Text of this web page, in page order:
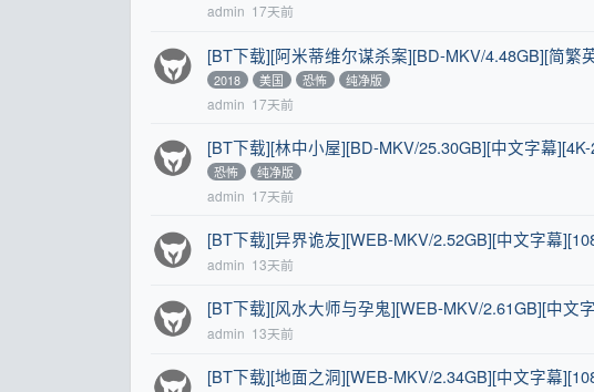
admin 17天前
[BT下载][阿米蒂维尔谋杀案][BD-MKV/4.48GB][简
2018 美国 恐怖 纯净版
admin 17天前
[BT下载][林中小屋][BD-MKV/25.30GB][中文字幕
恐怖
纯净版
admin 17天前
[BT下载][异界诡友][WEB-MKV/2.52GB][中文字幕
admin 13天前
[BT下载][风水大师与孕鬼][WEB-MKV/2.61GB][中文
admin 13天前
[BT下载][地面之洞][WEB-MKV/2.34GB][中文字幕